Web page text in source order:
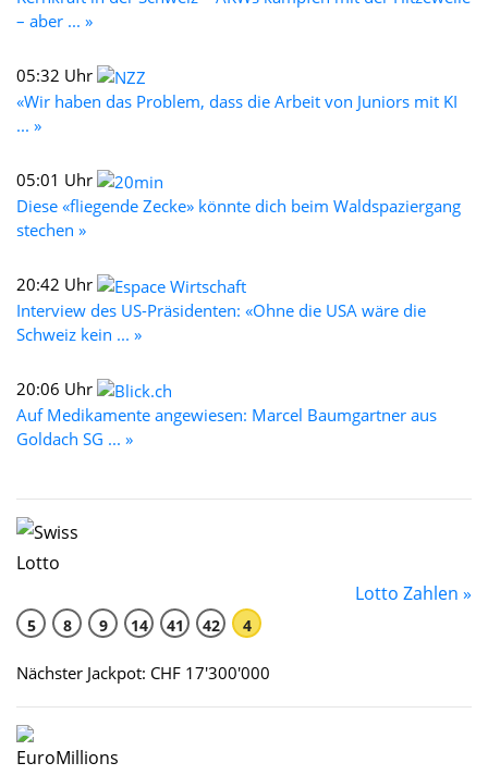
– aber ... »
05:32 Uhr
«Wir haben das Problem, dass die Arbeit von Juniors mit KI
... »
05:01 Uhr
Diese «fliegende Zecke» könnte dich beim Waldspaziergang
stechen »
20:42 Uhr
Interview des US-Präsidenten: «Ohne die USA wäre die
Schweiz kein ... »
20:06 Uhr
Auf Medikamente angewiesen: Marcel Baumgartner aus
Goldach SG ... »
Lotto Zahlen »
5 8 9 14 41 42 4
Nächster Jackpot: CHF 17'300'000